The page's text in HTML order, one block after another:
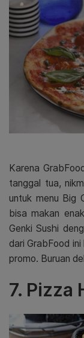
Karena
tanggal tua,
untuk menu Big
bisa makan
Genki Sushi
dari GrabFood
promo. Buruan
7. Pizza